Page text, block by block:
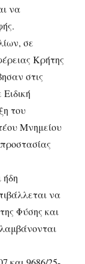
να
σε
Κρήτης
στις
του
Μνημείου
ήδη
να
Φύσης και